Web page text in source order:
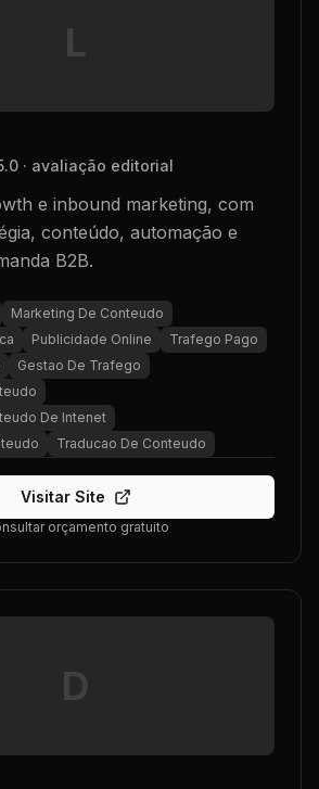
L
· avaliação editorial
e inbound marketing, com
conteúdo, automação e
B2B.
Marketing De Conteudo
Publicidade Online
Trafego Pago
Gestao De Trafego
De Intenet
Traducao De Conteudo
Visitar Site
orçamento gratuito
D